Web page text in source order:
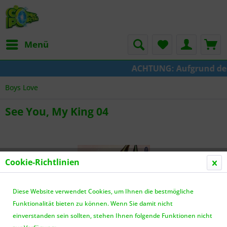
Menü
ACHTUNG: Aufgrund
Boys Love
See You, My King 04
Cookie-Richtlinien
Diese Website verwendet Cookies, um Ihnen die bestmögliche
Funktionalität bieten zu können. Wenn Sie damit nicht
einverstanden sein sollten, stehen Ihnen folgende Funktionen nicht